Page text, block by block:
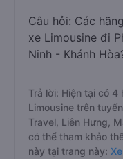
Câu hỏi: Các
xe Limousine đi
Ninh - Khánh
Trả lời: Hiện tại có
Limousine trên
Travel, Liên Hưng,
có thể tham khảo
này tại trang này: